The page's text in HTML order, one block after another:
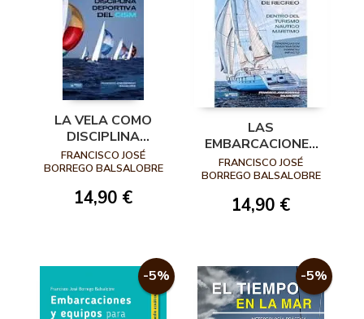
LA VELA COMO
DISCIPLINA
DEPORTIVA
DENTRO DEL
INTERNACIONAL
FRANCISCO JOSÉ
BORREGO BALSALOBRE
14,90 €
LAS
EMBARCACIONES
DEPORTIVAS DE
RECREO DENTRO
NÁUTICO
FRANCISCO JOSÉ
BORREGO BALSALOBRE
14,90 €
-5% -5%